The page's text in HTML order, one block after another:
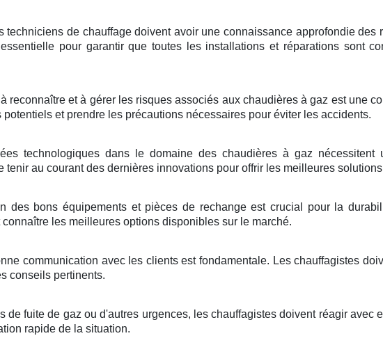
techniciens de chauffage doivent avoir une connaissance approfondie des
pour garantir que toutes les installations et réparations sont
reconnaître et à gérer les risques associés aux chaudières à gaz est une
et prendre les précautions nécessaires pour éviter les accidents.
technologiques dans le domaine des chaudières à gaz nécessitent
au courant des dernières innovations pour offrir les meilleures
des bons équipements et pièces de rechange est crucial pour la
les meilleures options disponibles sur le marché.
communication avec les clients est fondamentale. Les chauffagistes
conseils pertinents.
de fuite de gaz ou d'autres urgences, les chauffagistes doivent réagir avec
rapide de la situation.